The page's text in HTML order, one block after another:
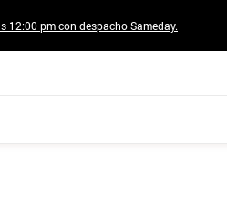
12:00 pm con despacho Sameday.